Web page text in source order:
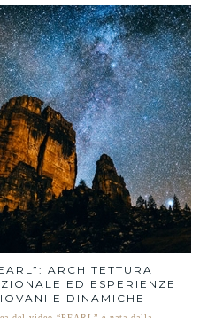
ARCHITETTURA
ED ESPERIENZE
E DINAMICHE